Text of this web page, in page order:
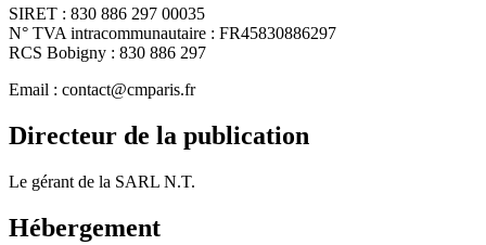
SIRET : 830 886 297 00035
N° TVA intracommunautaire : FR45830886297
RCS Bobigny : 830 886 297
Email : contact@cmparis.fr
Directeur de la publication
Le gérant de la SARL N.T.
Hébergement